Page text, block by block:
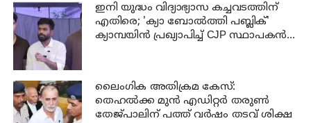
ഇനി യുദ്ധം വിദ്യാഭ്യാസ കച്ചവടത്തിന്
എതിരെ; 'ക്യാ ബോൽത്തി പബ്ലിക്'
ക്യാമ്പയിൻ പ്രഖ്യാപിച്ച് CJP സ്ഥാപകൻ
ലൈംഗിക അതിക്രമ കേസ്:
തെഹൽക്ക മുൻ എഡിറ്റർ തരുൺ
തേജ്പാലിന് പത്ത് വർഷം തടവ് ശിക്ഷ